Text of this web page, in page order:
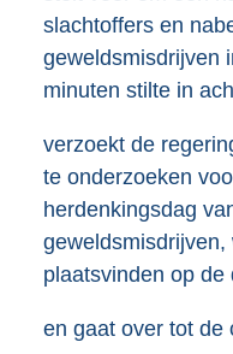
slachtoffers en
geweldsmisdrijven
minuten stilte in
verzoekt de
te onderzoeken
herdenkingsdag
plaatsvinden op de
en gaat over tot de